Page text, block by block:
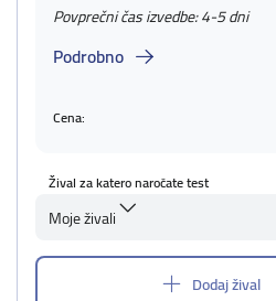
Povprečni čas izvedbe: 4-5 dni
Podrobno
Cena:
Žival za katero naročate test
Moje živali
Dodaj žival